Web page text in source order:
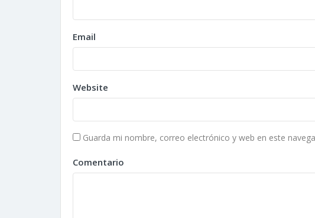
Email
Website
Guarda mi nombre, correo electrónico y web en este
Comentario